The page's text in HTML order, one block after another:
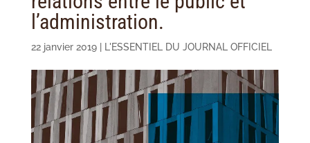
l’administration.
22 janvier 2019| L'ESSENTIEL DU JOURNAL OFFICIEL